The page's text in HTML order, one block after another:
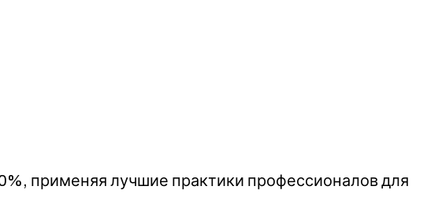
применяя лучшие практики профессионалов для